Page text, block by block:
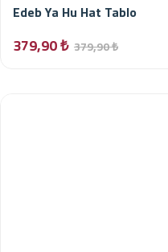
Edeb Ya Hu Hat Tablo
379,90 ₺ 379,90 ₺